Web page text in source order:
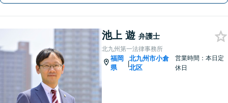
池上 遊 弁護士
北九州第一法律事務所
福岡
県
|
北九州市小倉
北区
営業時間：本日定
休日